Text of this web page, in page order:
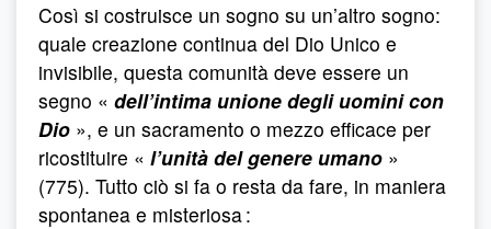
Così si costruisce un sogno su un’altro sogno:
quale creazione continua del Dio Unico e
invisibile, questa comunità deve essere un
segno « dell’intima unione degli uomini con
Dio », e un sacramento o mezzo efficace per
ricostituire « l’unità del genere umano »
(775). Tutto ciò si fa o resta da fare, in maniera
spontanea e misteriosa :